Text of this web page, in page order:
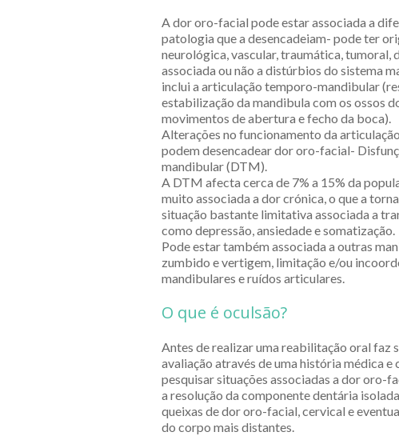
A dor oro-facial pode estar associada a
patologia que a desencadeiam- pode ter
neurológica, vascular, traumática, tumoral,
associada ou não a distúrbios do sistema
inclui a articulação temporo-mandibular
estabilização da mandibula com os ossos
movimentos de abertura e fecho da boca).
Alterações no funcionamento da
podem desencadear dor oro-facial-
mandibular (DTM).
A DTM afecta cerca de 7% a 15% da
muito associada a dor crónica, o que a
situação bastante limitativa associada a
como depressão, ansiedade e somatização.
Pode estar também associada a outras
zumbido e vertigem, limitação e/ou
mandibulares e ruídos articulares.
O que é oculsão?
Antes de realizar uma reabilitação oral faz
avaliação através de uma história médica e
pesquisar situações associadas a dor oro-
a resolução da componente dentária
queixas de dor oro-facial, cervical e
do corpo mais distantes.